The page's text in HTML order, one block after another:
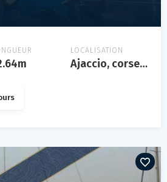
LOCALISATION
Ajaccio, corse, france